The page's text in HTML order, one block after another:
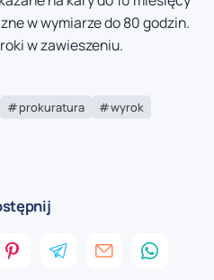
w wymiarze do 80 godzin.
w zawieszeniu.
prokuratura
wyrok